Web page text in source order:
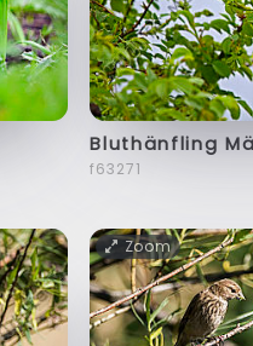
Bluthänfling
f63271
Zoom